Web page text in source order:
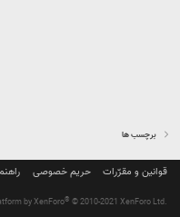
برچسب ها
قوانین و مقرّرات حریم خصوصی
by XenForo® © 2010-2021 XenForo Ltd.